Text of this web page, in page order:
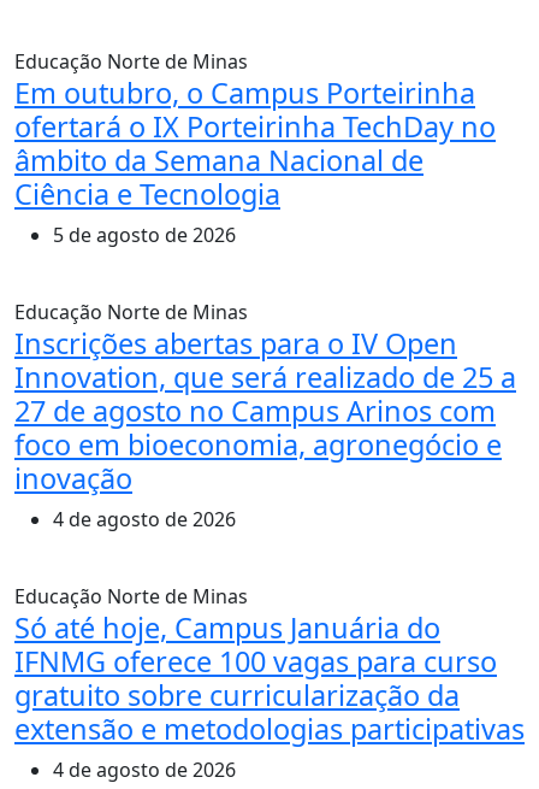
Educação Norte de Minas
Em outubro, o Campus Porteirinha
ofertará o IX Porteirinha TechDay no
âmbito da Semana Nacional de
Ciência e Tecnologia
5 de agosto de 2026
Educação Norte de Minas
Inscrições abertas para o IV Open
Innovation, que será realizado de 25 a
27 de agosto no Campus Arinos com
foco em bioeconomia, agronegócio e
inovação
4 de agosto de 2026
Educação Norte de Minas
Só até hoje, Campus Januária do
IFNMG oferece 100 vagas para curso
gratuito sobre curricularização da
extensão e metodologias participativas
4 de agosto de 2026